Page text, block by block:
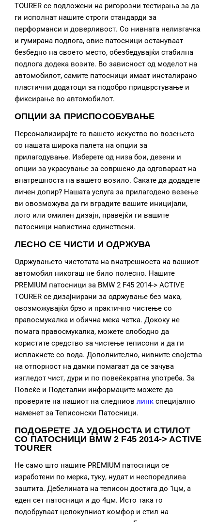
TOURER се подложени на ригорозни тестирања за да
ги исполнат нашите строги стандарди за
перформанси и доверливост. Со нивната нелизгачка
и гумирана подлога, овие патосници остануваат
безбедно на своето место, обезбедувајќи стабилна
подлога додека возите. Во зависност од моделот на
автомобилот, самите патосници имаат инсталирано
пластични додатоци за подобро прицврстување и
фиксирање во автомобилот.
ОПЦИИ ЗА ПРИСПОСОБУВАЊЕ
Персонализирајте го вашето искуство во возењето
со нашата широка палета на опции за
прилагодување. Изберете од низа бои, дезени и
опции за украсување за совршено да одговараат на
внатрешноста на вашето возило. Сакате да додадете
личен допир? Нашата услуга за прилагодено везење
ви овозможува да ги вградите вашите иницијали,
лого или омилен дизајн, правејќи ги вашите
патосници навистина единствени.
ЛЕСНО СЕ ЧИСТИ И ОДРЖУВА
Одржувањето чистотата на внатрешноста на вашиот
автомобил никогаш не било полесно. Нашите
PREMIUM патосници за BMW 2 F45 2014-> ACTIVE
TOURER се дизајнирани за одржување без мака,
овозможувајќи брзо и практично чистење со
правосмукалка и обична мека четка. Дококу не
помага правосмукалка, можете слободно да
користите средство за чистење теписони и да ги
исплакнете со вода. Дополнително, нивните својства
на отпорност на дамки помагаат да се зачува
изгледот чист, дури и по повеќекратна употреба. За
Повеќе и Подетални информаците можете да
проверите на нашиот на следниов линк специјално
наменет за Теписонски Патосници.
ПОДОБРЕТЕ ЈА УДОБНОСТА И СТИЛОТ
СО ПАТОСНИЦИ BMW 2 F45 2014-> ACTIVE
TOURER
Не само што нашите PREMIUM патосници се
изработени по мерка, туку, нудат и неспоредлива
заштита. Дебелината на теписон достига до 1цм, а
еден сет патосници и до 4цм. Исто така го
подобруваат целокупниот комфор и стил на